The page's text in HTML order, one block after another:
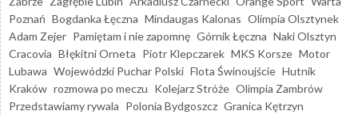
Poznań Bogdanka Łęczna Mindaugas Kalonas Olimpia Olsztynek
Adam Zejer Pamiętam i nie zapomnę Górnik Łęczna Naki Olsztyn
Cracovia Błękitni Orneta Piotr Klepczarek MKS Korsze Motor
Lubawa Wojewódzki Puchar Polski Flota Świnoujście Hutnik
Kraków rozmowa po meczu Kolejarz Stróże Olimpia Zambrów
Przedstawiamy rywala Polonia Bydgoszcz Granica Kętrzyn